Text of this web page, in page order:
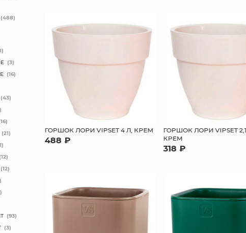
ГОРШОК ЛОРИ VIPSET 4 Л, КРЕМ
488 ₽
ГОРШОК ЛОРИ VIPSET
КРЕМ
318 ₽
(488)
(3)
(16)
(43)
(21)
(12)
(93)
(3)